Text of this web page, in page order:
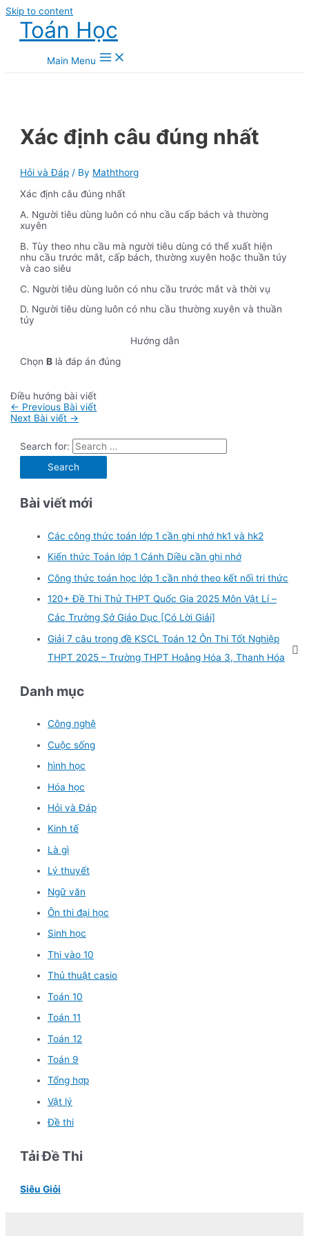
Skip to content
Toán Học
Main Menu
Xác định câu đúng nhất
Hỏi và Đáp / By Maththorg
Xác định câu đúng nhất
A. Người tiêu dùng luôn có nhu cầu cấp bách và thường
xuyên
B. Tùy theo nhu cầu mà người tiêu dùng có thể xuất hiện
nhu cầu trước mắt, cấp bách, thường xuyên hoặc thuần túy
và cao siêu
C. Người tiêu dùng luôn có nhu cầu trước mắt và thời vụ
D. Người tiêu dùng luôn có nhu cầu thường xuyên và thuần
túy
Hướng dẫn
ChọnB là đáp án đúng
Điều hướng bài viết
← Previous Bài viết
Next Bài viết →
Search for:
Bài viết mới
Các công thức toán lớp 1 cần ghi nhớ hk1 và hk2
Kiến thức Toán lớp 1 Cánh Diều cần ghi nhớ
Công thức toán học lớp 1 cần nhớ theo kết nối tri thức
120+ Đề Thi Thử THPT Quốc Gia 2025 Môn Vật Lí –
Các Trường Sở Giáo Dục [Có Lời Giải]
Giải 7 câu trong đề KSCL Toán 12 Ôn Thi Tốt Nghiệp
THPT 2025 – Trường THPT Hoằng Hóa 3, Thanh Hóa
Danh mục
Công nghệ
Cuộc sống
hình học
Hóa học
Hỏi và Đáp
Kinh tế
Là gì
Lý thuyết
Ngữ văn
Ôn thi đại học
Sinh học
Thi vào 10
Thủ thuật casio
Toán 10
Toán 11
Toán 12
Toán 9
Tổng hợp
Vật lý
Đề thi
Tải Đề Thi
Siêu Giỏi